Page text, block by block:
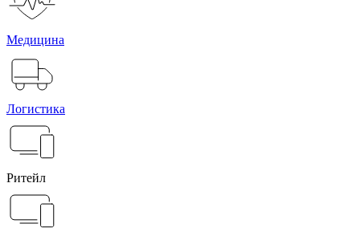
Медицина
Логистика
Ритейл